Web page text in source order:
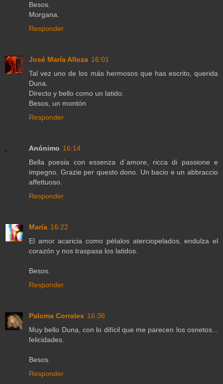
Besos.
Morgana.
Responder
José María Alloza 16:01
Tal vez uno de los más hermosos que has escrito, querida
Duna.
Directo y bello como un latido.
Besos, un montón
Responder
Anónimo 16:14
Bella poesia con essenza d`amore, ricca di passione e
impegno. Grazie per questo dono. Un bacio e un abbraccio
affettuoso.
Responder
María 16:22
El amor acaricia como pétalos aterciopelados, endulza el
corazón y nos traspasa los latidos.
Besos.
Responder
Paloma Corrales 16:36
Muy bello Duna, con lo difícil que me parecen los osnetos...
felicidades.
Besos.
Responder